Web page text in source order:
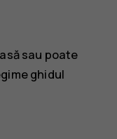
sau poate
ghidul